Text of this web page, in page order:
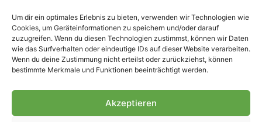
Um dir ein optimales Erlebnis zu bieten, verwenden wir Technologien wie
Cookies, um Geräteinformationen zu speichern und/oder darauf
zuzugreifen. Wenn du diesen Technologien zustimmst, können wir Daten
wie das Surfverhalten oder eindeutige IDs auf dieser Website verarbeiten.
Wenn du deine Zustimmung nicht erteilst oder zurückziehst, können
bestimmte Merkmale und Funktionen beeinträchtigt werden.
Akzeptieren
– Alle rechte vorbehalten.
Fohlen-Hautnah.de ist ein
offiziell eingetragenes Magazin
bei der Deutschen
Nationalbibliothek (ISSN 1868-
Weiterverarbeitung, auch
Genehmigung.